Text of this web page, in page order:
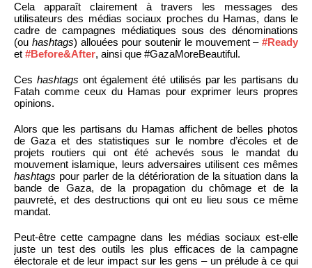
Cela apparaît clairement à travers les messages des
utilisateurs des médias sociaux proches du Hamas, dans le
cadre de campagnes médiatiques sous des dénominations
(ou hashtags) allouées pour soutenir le mouvement – #Ready
et #Before&After, ainsi que #GazaMoreBeautiful.
Ces hashtags ont également été utilisés par les partisans du
Fatah comme ceux du Hamas pour exprimer leurs propres
opinions.
Alors que les partisans du Hamas affichent de belles photos
de Gaza et des statistiques sur le nombre d’écoles et de
projets routiers qui ont été achevés sous le mandat du
mouvement islamique, leurs adversaires utilisent ces mêmes
hashtags pour parler de la détérioration de la situation dans la
bande de Gaza, de la propagation du chômage et de la
pauvreté, et des destructions qui ont eu lieu sous ce même
mandat.
Peut-être cette campagne dans les médias sociaux est-elle
juste un test des outils les plus efficaces de la campagne
électorale et de leur impact sur les gens – un prélude à ce qui